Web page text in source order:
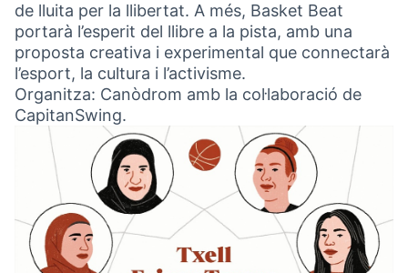
de lluita per la llibertat. A més, Basket Beat
portarà l’esperit del llibre a la pista, amb una
proposta creativa i experimental que connectarà
l’esport, la cultura i l’activisme.
Organitza: Canòdrom amb la col·laboració de
CapitanSwing.